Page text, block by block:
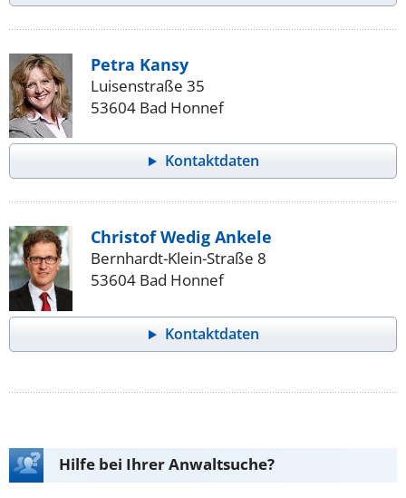
Petra Kansy
Luisenstraße 35
53604 Bad Honnef
Kontaktdaten
Christof Wedig Ankele
Bernhardt-Klein-Straße 8
53604 Bad Honnef
Kontaktdaten
Hilfe bei Ihrer Anwaltsuche?